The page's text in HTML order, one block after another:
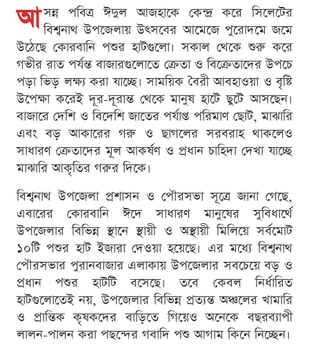
আ সন্ন পবিত্র ঈদুল আজহাকে কেন্দ্র করে সিলেটের
বিশ্বনাথ উপজেলায় উৎসবের আমেজে পুরোদমে জমে
উঠেছে কোরবানি পশুর হাটগুলো। সকাল থেকে শুরু করে
গভীর রাত পর্যন্ত বাজারগুলোতে ক্রেতা ও বিক্রেতাদের উপচে
পড়া ভিড় লক্ষ্য করা যাচ্ছে। সাময়িক বৈরী আবহাওয়া ও বৃষ্টি
উপেক্ষা করেই দূর-দূরান্ত থেকে মানুষ হাটে ছুটে আসছেন।
বাজারে দেশি ও বিদেশি জাতের পর্যাপ্ত পরিমাণ ছোট, মাঝারি
এবং বড় আকারের গরু ও ছাগলের সরবরাহ থাকলেও
সাধারণ ক্রেতাদের মূল আকর্ষণ ও প্রধান চাহিদা দেখা যাচ্ছে
মাঝারি আকৃতির গরুর দিকে।
বিশ্বনাথ উপজেলা প্রশাসন ও পৌরসভা সূত্রে জানা গেছে,
এবারের কোরবানি ঈদে সাধারণ মানুষের সুবিধার্থে
উপজেলার বিভিন্ন স্থানে স্থায়ী ও অস্থায়ী মিলিয়ে সর্বমোট
১০টি পশুর হাট ইজারা দেওয়া হয়েছে। এর মধ্যে বিশ্বনাথ
পৌরসভার পুরানবাজার এলাকায় উপজেলার সবচেয়ে বড় ও
প্রধান পশুর হাটটি বসেছে। তবে কেবল নির্ধারিত
হাটগুলোতেই নয়, উপজেলার বিভিন্ন প্রত্যন্ত অঞ্চলের খামারি
ও প্রান্তিক কৃষকদের বাড়িতে গিয়েও অনেকে বছরব্যাপী
লালন-পালন করা পছন্দের গবাদি পশু আগাম কিনে নিচ্ছেন।